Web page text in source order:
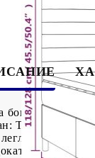
боксспринг
Тъканта се
легло се
седите в